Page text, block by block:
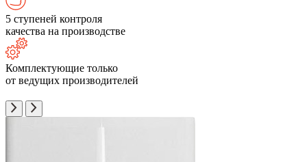
5 ступеней контроля
качества на производстве
Комплектующие только
от ведущих производителей